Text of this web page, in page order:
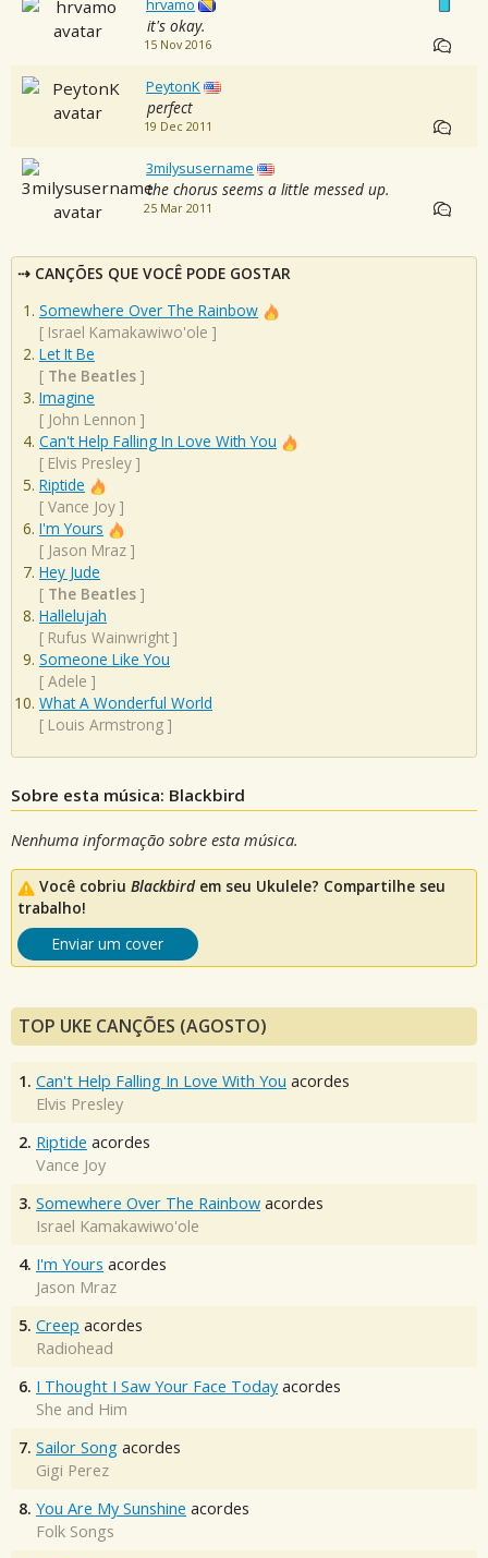
hrvamo
it's okay.
15 Nov 2016
PeytonK
perfect
19 Dec 2011
3milysusername
the chorus seems a little messed up.
25 Mar 2011
CANÇÕES QUE VOCÊ PODE GOSTAR
Somewhere Over The Rainbow
[ Israel Kamakawiwo'ole ]
Let It Be
[ The Beatles ]
Imagine
[ John Lennon ]
Can't Help Falling In Love With You
[ Elvis Presley ]
Riptide
[ Vance Joy ]
I'm Yours
[ Jason Mraz ]
Hey Jude
[ The Beatles ]
Hallelujah
[ Rufus Wainwright ]
Someone Like You
[ Adele ]
What A Wonderful World
[ Louis Armstrong ]
Sobre esta música: Blackbird
Nenhuma informação sobre esta música.
Você cobriu Blackbirdem seu Ukulele? Compartilhe seu
trabalho!
Enviar um cover
TOP UKE CANÇÕES (AGOSTO)
1. Can't Help Falling In Love With You acordes
Elvis Presley
2. Riptide acordes
Vance Joy
3. Somewhere Over The Rainbow acordes
Israel Kamakawiwo'ole
4. I'm Yours acordes
Jason Mraz
5. Creep acordes
Radiohead
6. I Thought I Saw Your Face Today acordes
She and Him
7. Sailor Song acordes
Gigi Perez
8. You Are My Sunshine acordes
Folk Songs